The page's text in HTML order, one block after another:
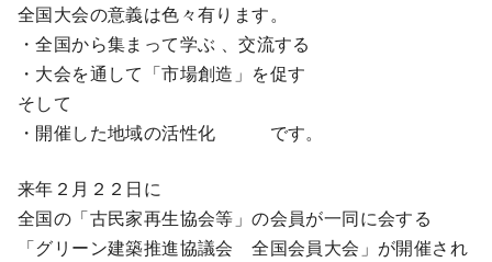
全国大会の意義は色々有ります。
・全国から集まって学ぶ 、交流する
・大会を通して「市場創造」を促す
そして
・開催した地域の活性化 です。
来年２月２２日に
全国の「古民家再生協会等」の会員が一同に会する
「グリーン建築推進協議会 全国会員大会」が開催され